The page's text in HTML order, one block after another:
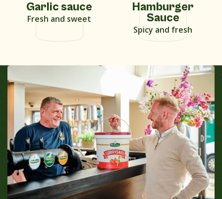
Garlic sauce
Fresh and sweet
Hamburger
Sauce
Spicy and fresh